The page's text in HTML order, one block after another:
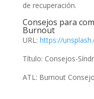
de recuperación.
Consejos para
Burnout
URL: https://
Título: Consejos-
ATL: Burnout